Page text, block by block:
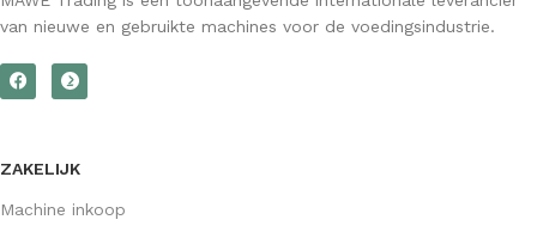
van nieuwe en gebruikte machines voor de voedingsindustrie.
ZAKELIJK
Machine inkoop